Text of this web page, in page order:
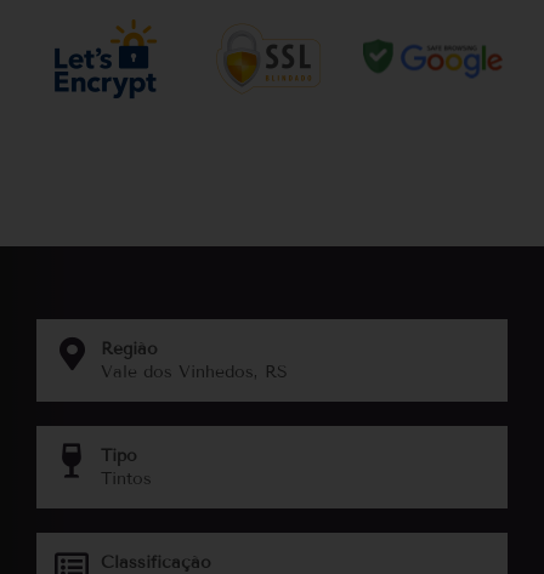
Região
Vale dos Vinhedos, RS
Tipo
Tintos
Classificação